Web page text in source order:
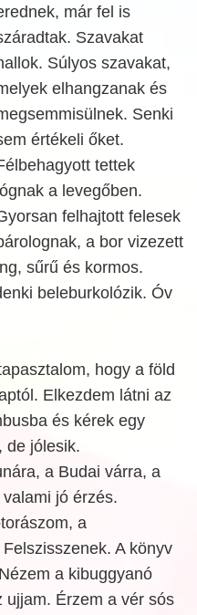
már fel is
Szavakat
Súlyos szavakat,
elhangzanak és
Senki
értékeli őket.
tettek
lógnak a levegőben.
felhajtott felesek
a bor vizezett
sűrű és kormos.
beleburkolózik. Óv
hogy a föld
Elkezdem látni az
és kérek egy
de jólesik.
a Budai várra, a
jó érzés.
a
A könyv
a kibuggyanó
ujjam. Érzem a vér sós